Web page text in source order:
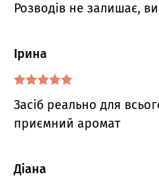
Розводів не залишає,
з 5
Ірина
Засіб реально для
приємний аромат
Діана